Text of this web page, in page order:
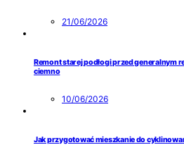
21/06/2026
Remont starej podłogi przed generalnym
ciemno
10/06/2026
Jak przygotować mieszkanie do